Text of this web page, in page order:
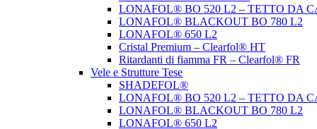
LONAFOL® BO 520 L2 – TETTO DA
LONAFOL® BLACKOUT BO 780 L2
LONAFOL® 650 L2
Cristal Premium – Clearfol® HT
Ritardanti di fiamma FR – Clearfol® FR
Vele e Strutture Tese
SHADEFOL®
LONAFOL® BO 520 L2 – TETTO DA
LONAFOL® BLACKOUT BO 780 L2
LONAFOL® 650 L2